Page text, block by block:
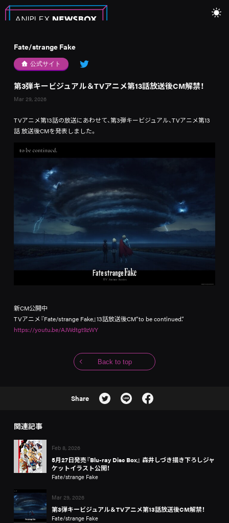
Fate/strange Fake
公式サイト
第3弾キービジュアル＆TVアニメ第13話放送後CM解禁！
Mar 29, 2026
TVアニメ第13話の放送にあわせて、第3弾キービジュアル、TVアニメ第13
話 放送後CMを発表しました。
新CM公開中
TVアニメ『Fate/strange Fake』13話放送後CM“to be continued.”
https://youtu.be/AJWdtgt9zWY
Back to top
Share
関連記事
Feb 8, 2026
5月27日発売『Blu-ray Disc Box』 森井しづき描き下ろしジャ
ケットイラスト公開！
Fate/strange Fake
Mar 29, 2026
第3弾キービジュアル＆TVアニメ第13話放送後CM解禁！
Fate/strange Fake